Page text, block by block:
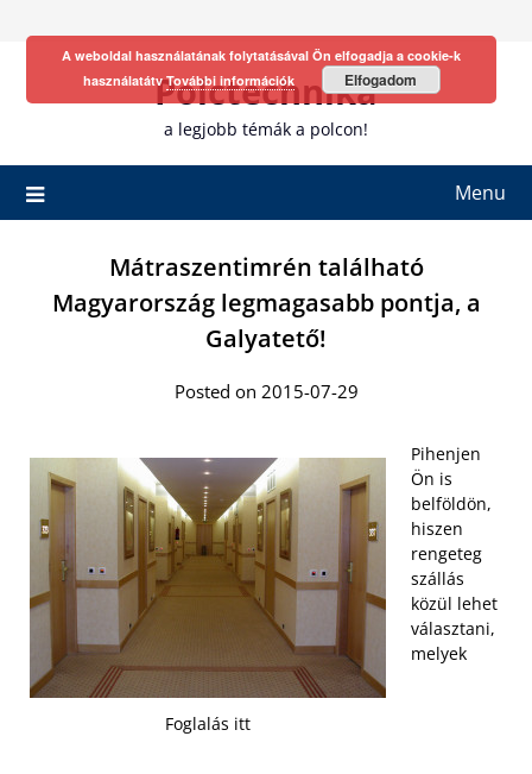
Polctechnika
a legjobb témák a polcon!
Menu
Mátraszentimrén található
Magyarország legmagasabb pontja, a
Galyatető!
Posted on 2015-07-29
Foglalás itt
Pihenjen
Ön is
belföldön,
hiszen
rengeteg
szállás
közül lehet
választani,
melyek
A weboldal használatának folytatásával Ön elfogadja a cookie-k
használatátvTovábbi információk Elfogadom